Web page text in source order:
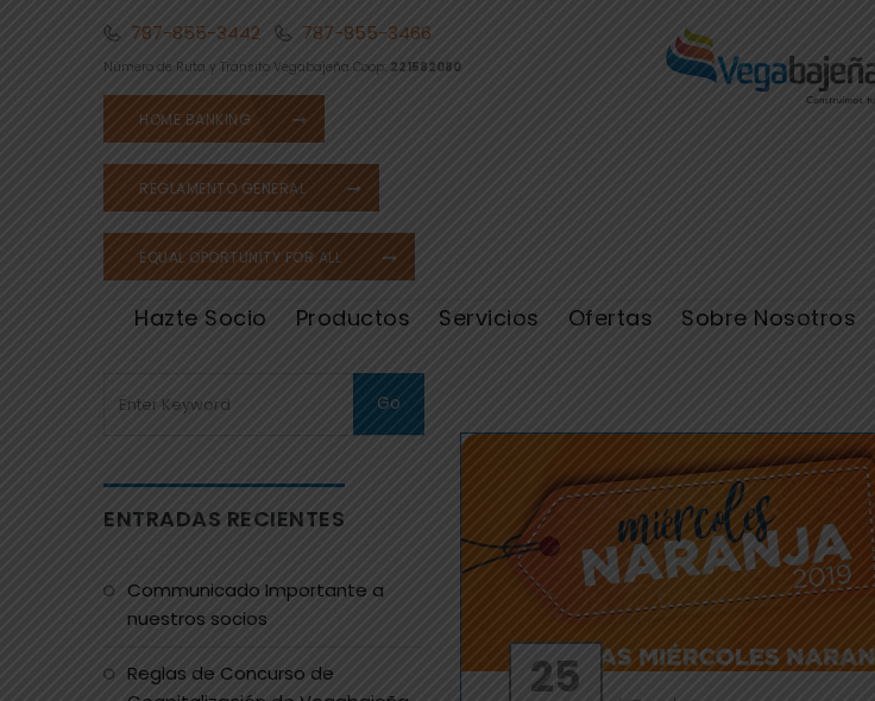
787-855-3442 787-855-3466
Número de Ruta y Tránsito Vegabajeña Coop: 221582080
HOME BANKING
REGLAMENTO GENERAL
EQUAL OPORTUNITY FOR ALL
Hazte Socio Productos Servicios Ofertas Sobre Nosotros
25
ENTRADAS RECIENTES
Communicado Importante a
nuestros socios
Reglas de Concurso de